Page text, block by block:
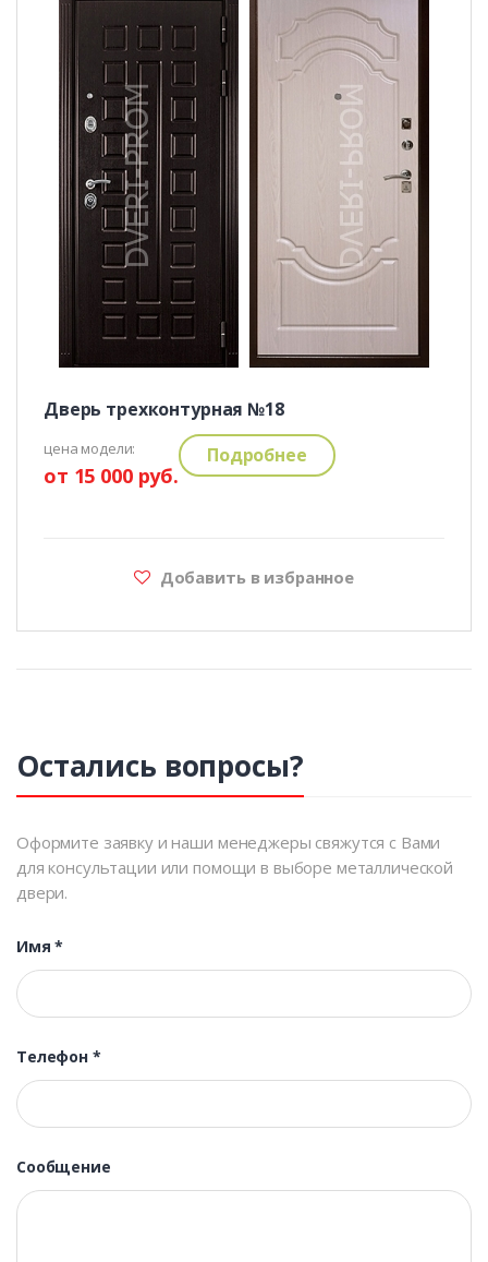
Дверь трехконтурная №18
цена модели:
от 15 000 руб.
Подробнее
Добавить в избранное
Остались вопросы?
Оформите заявку и наши менеджеры свяжутся с Вами
для консультации или помощи в выборе металлической
двери.
Имя*
Телефон *
Сообщение